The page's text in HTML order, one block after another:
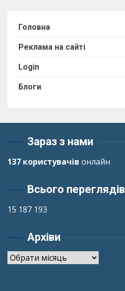
Головна
Реклама на сайті
Login
Блоги
Зараз з нами
137 користувачів онлайн
Всього переглядів
15 187 193
Архіви
Архіви